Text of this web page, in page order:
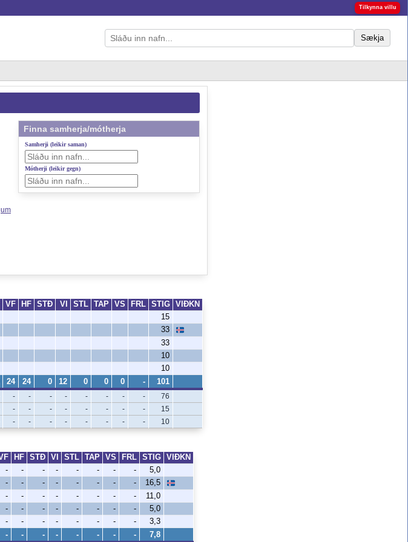
Tilkynna villu
Sækja
Finna samherja/mótherja
Samherji (leikir saman)
Mótherji (leikir gegn)
VF HF STÐ VI STL TAP VS FRL STIG
VIÐKN
15
33
33
10
10
24 24 0 12 0 0 0 - 101
- - - - - - - -
76
- - - - - - - -
15
- - - - - - - - 10
HF STÐ VI STL TAP VS FRL STIG
VIÐKN
- - - - - - - -
5,0
- - - - - - - -
16,5
- - - - - - - -
11,0
- - - - - - - -
5,0
- - - - - - - - 3,3
- - - - - - - - 7,8